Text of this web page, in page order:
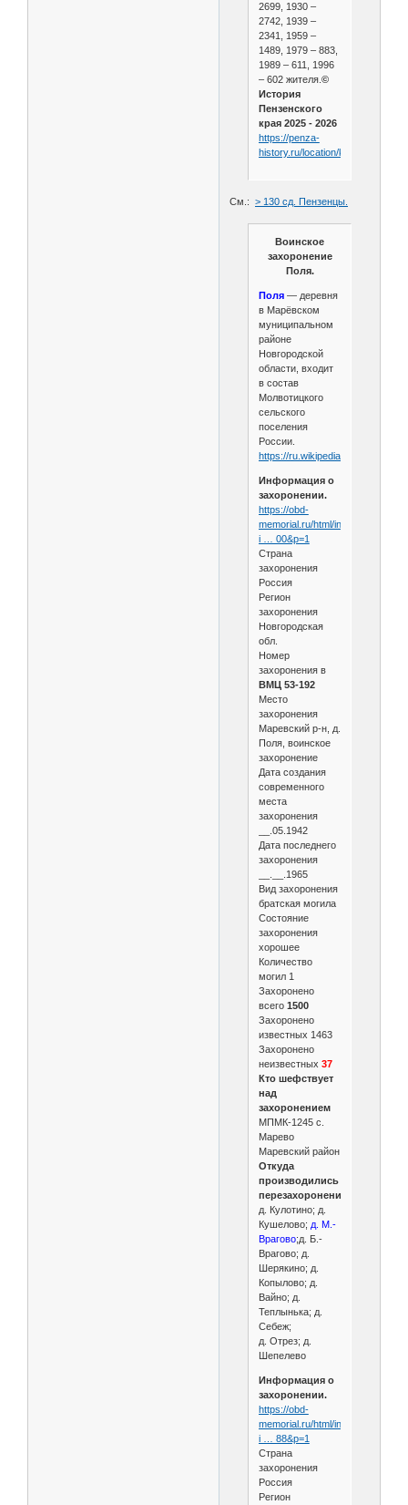
2699, 1930 –
2742, 1939 –
2341, 1959 –
1489, 1979 – 883,
1989 – 611, 1996
– 602 жителя. ©
История
Пензенского
края 2025 - 2026
https://penza-
history.ru/location/kazarka/
См.:> 130 сд. Пензенцы.
Воинское
захоронение
Поля.
Поля— деревня
в Марёвском
муниципальном
районе
Новгородской
области, входит
в состав
Молвотицкого
сельского
поселения
России.
https://ru.wikipedia.org/wiki....ь
Информация о
захоронении.
https://obd-
memorial.ru/html/info.htm?
i … 00&p=1
Страна
захоронения
Россия
Регион
захоронения
Новгородская
обл.
Номер
захоронения в
ВМЦ 53-192
Место
захоронения
Маревский р-н, д.
Поля, воинское
захоронение
Дата создания
современного
места
захоронения
__.05.1942
Дата последнего
захоронения
__.__.1965
Вид захоронения
братская могила
Состояние
захоронения
хорошее
Количество
могил 1
Захоронено
всего 1500
Захоронено
известных 1463
Захоронено
неизвестных 37
Кто шефствует
над
захоронением
МПМК-1245 с.
Марево
Маревский район
Откуда
производились
перезахоронения
д. Кулотино; д.
Кушелово; д. М.-
Врагово;д. Б.-
Врагово; д.
Шерякино; д.
Копылово; д.
Вайно; д.
Теплынька; д.
Себеж;
д. Отрез; д.
Шепелево
Информация о
захоронении.
https://obd-
memorial.ru/html/info.htm?
i … 88&p=1
Страна
захоронения
Россия
Регион